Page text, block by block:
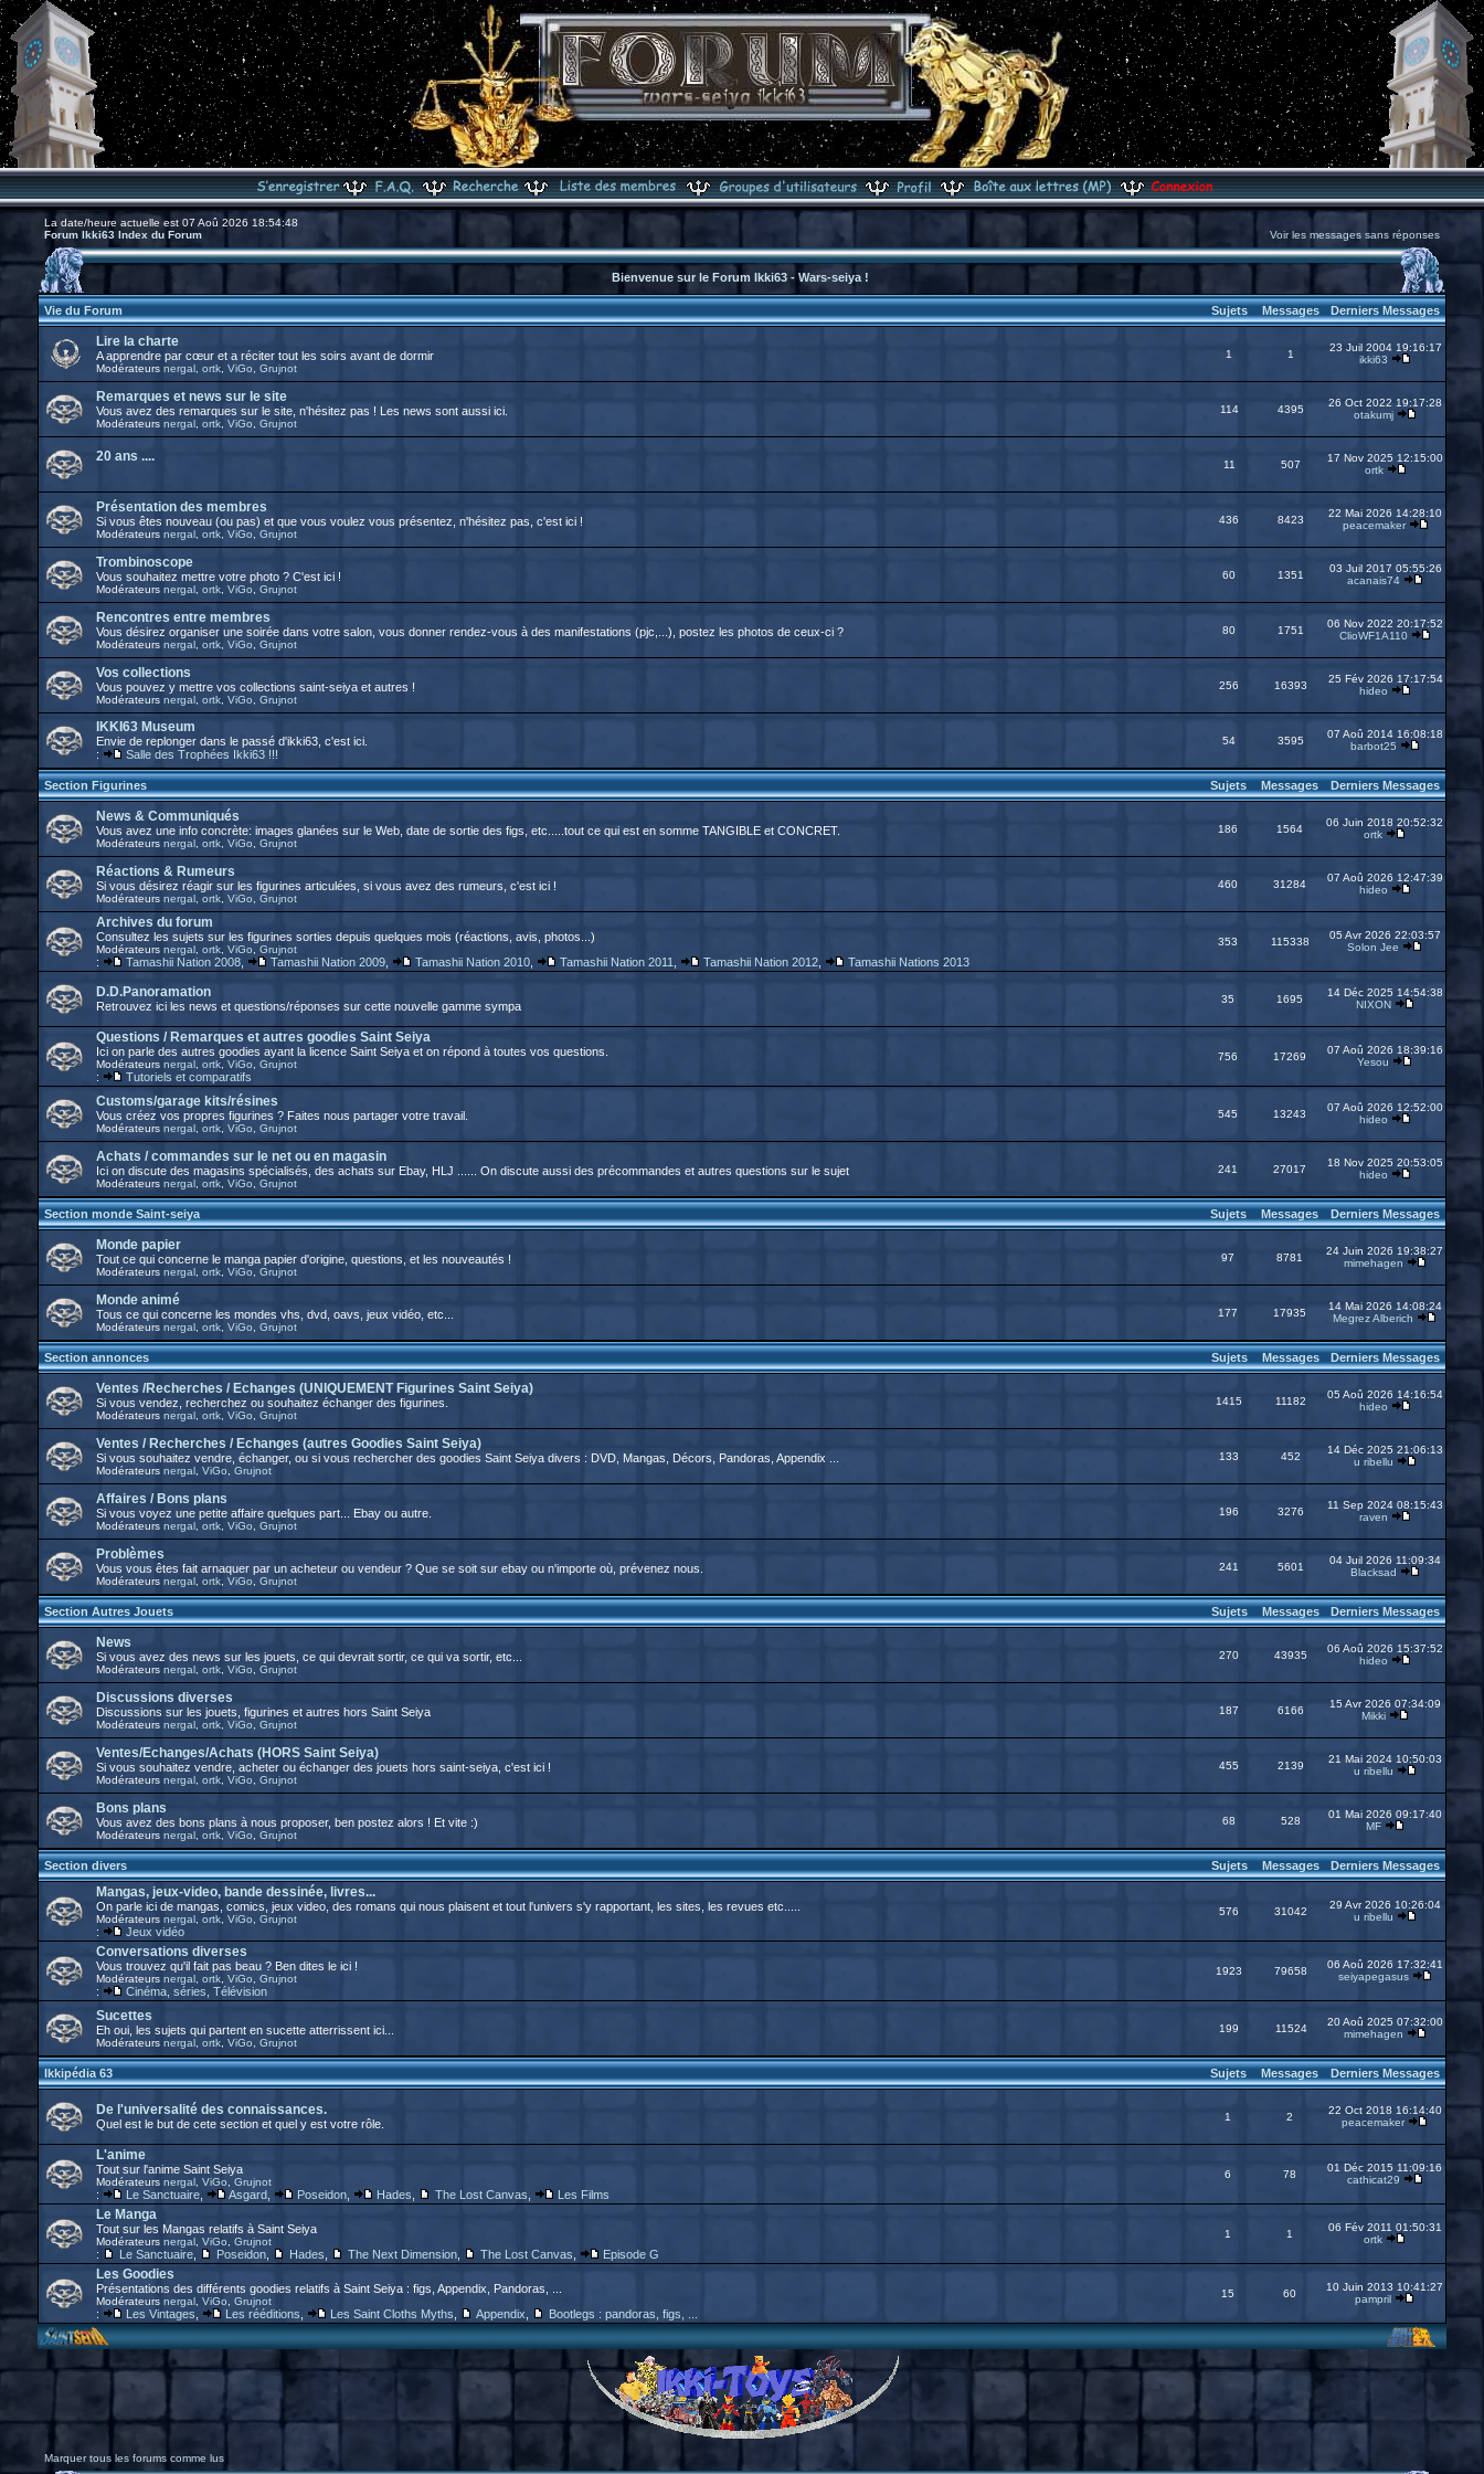
La date/heure actuelle est 07 Aoû 2026 18:54:48
Forum Ikki63 Index du Forum
Voir les messages sans réponses
Bienvenue sur le Forum Ikki63 - Wars-seiya !
Vie du Forum Sujets Messages Derniers Messages
Lire la charte
A apprendre par cœur et a réciter tout les soirs avant de dormir
Modérateurs nergal ortk ViGo Grujnot
1 1
23 Juil 2004 19:16:17
ikki63
Remarques et news sur le site
Vous avez des remarques sur le site, n'hésitez pas ! Les news sont aussi ici.
Modérateurs nergal ortk ViGo Grujnot
114 4395
26 Oct 2022 19:17:28
otakumj
20 ans ....
11 507
17 Nov 2025 12:15:00
ortk
Présentation des membres
Si vous êtes nouveau (ou pas) et que vous voulez vous présentez, n'hésitez pas, c'est ici !
Modérateurs nergal ortk ViGo Grujnot
436 8423
22 Mai 2026 14:28:10
peacemaker
Trombinoscope
Vous souhaitez mettre votre photo ? C'est ici !
Modérateurs nergal ortk ViGo Grujnot
60 1351
03 Juil 2017 05:55:26
acanais74
Rencontres entre membres
Vous désirez organiser une soirée dans votre salon, vous donner rendez-vous à des manifestations (pjc,...), postez les photos de ceux-ci ?
Modérateurs nergal ortk ViGo Grujnot
80 1751
06 Nov 2022 20:17:52
ClioWF1A110
Vos collections
Vous pouvez y mettre vos collections saint-seiya et autres !
Modérateurs nergal ortk ViGo Grujnot
256 16393
25 Fév 2026 17:17:54
hideo
IKKI63 Museum
Envie de replonger dans le passé d'ikki63, c'est ici.
:
Salle des Trophées Ikki63 !!!
54 3595
07 Aoû 2014 16:08:18
barbot25
Section Figurines Sujets Messages Derniers Messages
News & Communiqués
Vous avez une info concrète: images glanées sur le Web, date de sortie des figs, etc.....tout ce qui est en somme TANGIBLE et CONCRET.
Modérateurs nergal ortk ViGo Grujnot
186 1564
06 Juin 2018 20:52:32
ortk
Réactions & Rumeurs
Si vous désirez réagir sur les figurines articulées, si vous avez des rumeurs, c'est ici !
Modérateurs nergal ortk ViGo Grujnot
460 31284
07 Aoû 2026 12:47:39
hideo
Archives du forum
Consultez les sujets sur les figurines sorties depuis quelques mois (réactions, avis, photos...)
Modérateurs nergal ortk ViGo Grujnot
: Tamashii Nation 2008 Tamashii Nation 2009 Tamashii Nation 2010 Tamashii Nation 2011 Tamashii Nation 2012 Tamashii Nations 2013
353 115338
05 Avr 2026 22:03:57
Solon Jee
D.D.Panoramation
Retrouvez ici les news et questions/réponses sur cette nouvelle gamme sympa
35 1695
14 Déc 2025 14:54:38
NIXON
Questions / Remarques et autres goodies Saint Seiya
Ici on parle des autres goodies ayant la licence Saint Seiya et on répond à toutes vos questions.
Modérateurs nergal ortk ViGo Grujnot
: Tutoriels et comparatifs
756 17269
07 Aoû 2026 18:39:16
Yesou
Customs/garage kits/résines
Vous créez vos propres figurines ? Faites nous partager votre travail.
Modérateurs nergal ortk ViGo Grujnot
545 13243
07 Aoû 2026 12:52:00
hideo
Achats / commandes sur le net ou en magasin
Ici on discute des magasins spécialisés, des achats sur Ebay, HLJ ...... On discute aussi des précommandes et autres questions sur le sujet
Modérateurs nergal ortk ViGo Grujnot
241 27017
18 Nov 2025 20:53:05
hideo
Section monde Saint-seiya Sujets Messages Derniers Messages
Monde papier
Tout ce qui concerne le manga papier d'origine, questions, et les nouveautés !
Modérateurs nergal ortk ViGo Grujnot
97 8781
24 Juin 2026 19:38:27
mimehagen
Monde animé
Tous ce qui concerne les mondes vhs, dvd, oavs, jeux vidéo, etc...
Modérateurs nergal ortk ViGo Grujnot
177 17935
14 Mai 2026 14:08:24
Megrez Alberich
Section annonces Sujets Messages Derniers Messages
Ventes /Recherches / Echanges (UNIQUEMENT Figurines Saint Seiya)
Si vous vendez, recherchez ou souhaitez échanger des figurines.
Modérateurs nergal ortk ViGo Grujnot
1415 11182
05 Aoû 2026 14:16:54
hideo
Ventes / Recherches / Echanges (autres Goodies Saint Seiya)
Si vous souhaitez vendre, échanger, ou si vous rechercher des goodies Saint Seiya divers : DVD, Mangas, Décors, Pandoras, Appendix ...
Modérateurs nergal ViGo Grujnot
133 452
14 Déc 2025 21:06:13
u ribellu
Affaires / Bons plans
Si vous voyez une petite affaire quelques part... Ebay ou autre.
Modérateurs nergal ortk ViGo Grujnot
196 3276
11 Sep 2024 08:15:43
raven
Problèmes
Vous vous êtes fait arnaquer par un acheteur ou vendeur ? Que se soit sur ebay ou n'importe où, prévenez nous.
Modérateurs nergal ortk ViGo Grujnot
241 5601
04 Juil 2026 11:09:34
Blacksad
Section Autres Jouets Sujets Messages Derniers Messages
News
Si vous avez des news sur les jouets, ce qui devrait sortir, ce qui va sortir, etc...
Modérateurs nergal ortk ViGo Grujnot
270 43935
06 Aoû 2026 15:37:52
hideo
Discussions diverses
Discussions sur les jouets, figurines et autres hors Saint Seiya
Modérateurs nergal ortk ViGo Grujnot
187 6166
15 Avr 2026 07:34:09
Mikki
Ventes/Echanges/Achats (HORS Saint Seiya)
Si vous souhaitez vendre, acheter ou échanger des jouets hors saint-seiya, c'est ici !
Modérateurs nergal ortk ViGo Grujnot
455 2139
21 Mai 2024 10:50:03
u ribellu
Bons plans
Vous avez des bons plans à nous proposer, ben postez alors ! Et vite :)
Modérateurs nergal ortk ViGo Grujnot
68 528
01 Mai 2026 09:17:40
MF
Section divers Sujets Messages Derniers Messages
Mangas, jeux-video, bande dessinée, livres...
On parle ici de mangas, comics, jeux video, des romans qui nous plaisent et tout l'univers s'y rapportant, les sites, les revues etc.....
Modérateurs nergal ortk ViGo Grujnot
: Jeux vidéo
576 31042
29 Avr 2026 10:26:04
u ribellu
Conversations diverses
Vous trouvez qu'il fait pas beau ? Ben dites le ici !
Modérateurs nergal ortk ViGo Grujnot
: Cinéma, séries, Télévision
1923 79658
06 Aoû 2026 17:32:41
seiyapegasus
Sucettes
Eh oui, les sujets qui partent en sucette atterrissent ici...
Modérateurs nergal ortk ViGo Grujnot
199 11524
20 Aoû 2025 07:32:00
mimehagen
Ikkipédia 63 Sujets Messages Derniers Messages
De l'universalité des connaissances.
Quel est le but de cete section et quel y est votre rôle.
1 2
22 Oct 2018 16:14:40
peacemaker
L'anime
Tout sur l'anime Saint Seiya
Modérateurs nergal ViGo Grujnot
: Le Sanctuaire Asgard Poseidon Hades The Lost Canvas Les Films
6 78
01 Déc 2015 11:09:16
cathicat29
Le Manga
Tout sur les Mangas relatifs à Saint Seiya
Modérateurs nergal ViGo Grujnot
: Le Sanctuaire Poseidon Hades The Next Dimension The Lost Canvas Episode G
1 1
06 Fév 2011 01:50:31
ortk
Les Goodies
Présentations des différents goodies relatifs à Saint Seiya : figs, Appendix, Pandoras, ...
Modérateurs nergal ViGo Grujnot
: Les Vintages Les rééditions Les Saint Cloths Myths Appendix Bootlegs : pandoras, figs, ...
15 60
10 Juin 2013 10:41:27
pampril
Marquer tous les forums comme lus